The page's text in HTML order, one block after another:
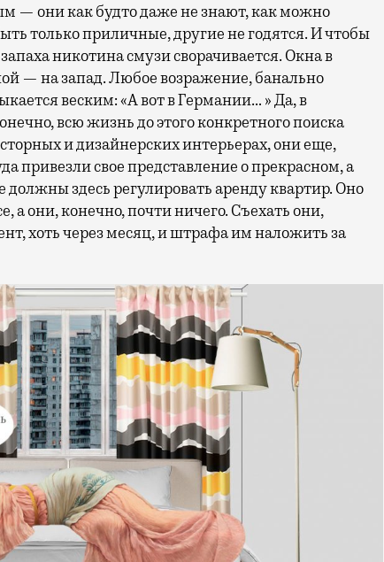
— они как будто даже не знают, как можно
только приличные, другие не годятся. И чтобы
никотина смузи сворачивается. Окна в
— на запад. Любое возражение, банально
веским: «А вот в Германии… » Да, в
всю жизнь до этого конкретного поиска
и дизайнерских интерьерах, они еще,
привезли свое представление о прекрасном, а
здесь регулировать аренду квартир. Оно
а они, конечно, почти ничего. Съехать они,
хоть через месяц, и штрафа им наложить за